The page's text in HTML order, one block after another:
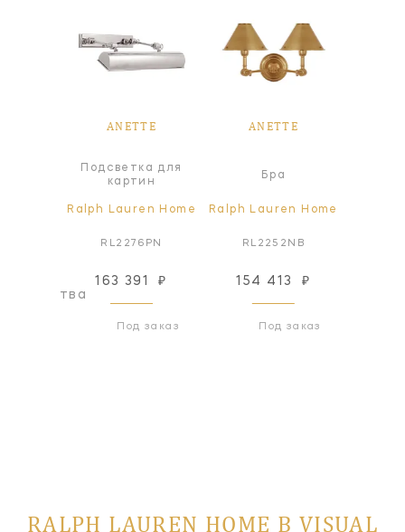
ANETTE
Подсветка для
картин
Ralph Lauren Home
RL2276PN
163 391 ₽
Под заказ
ANETTE
Бра
Ralph Lauren Home
RL2252NB
154 413 ₽
Под заказ
RALPH LAUREN HOME В VISUAL